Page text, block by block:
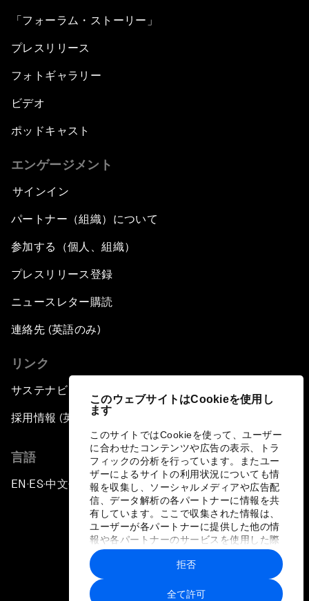
このウェブサイトはCookieを使用し
ます
このサイトではCookieを使って、ユーザー
に合わせたコンテンツや広告の表示、トラ
フィックの分析を行っています。またユー
ザーによるサイトの利用状況についても情
報を収集し、ソーシャルメディアや広告配
信、データ解析の各パートナーに情報を共
有しています。ここで収集された情報は、
ユーザーが各パートナーに提供した他の情
報や各パートナーのサービスを使用した際
に収集された情報と組み合わされ、各パー
トナーによって使用されることがありま
す。
全て許可
拒否
「フォーラム・ストーリー」
プレスリリース
フォトギャラリー
ビデオ
ポッドキャスト
エンゲージメント
サインイン
パートナー（組織）について
参加する（個人、組織）
プレスリリース登録
ニュースレター購読
連絡先 (英語のみ)
リンク
サステナビリティへの取り組み
採用情報 (英語のみ)
言語
EN ▪ES▪中文▪ 日本語
プライバシーポリシーと利用規約